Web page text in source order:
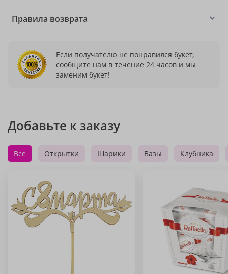
Правила возврата
Если получателю не понравился букет,
сообщите нам в течение 24 часов и мы
заменим букет!
Добавьте к заказу
Все Открытки Шарики Вазы Клубника